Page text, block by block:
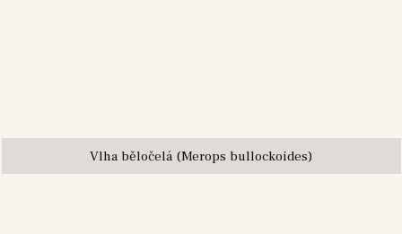
Vlha běločelá (Merops bullockoides)